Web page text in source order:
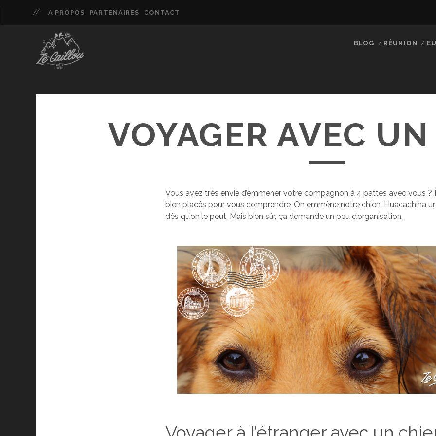
A PROPOS PARTENAIRES CONTACT
BLOG RÉUNION
VOYAGER AVEC
Vous avez très envie d’emmener votre compagnon à 4 pattes avec vous ?
bien placés pour vous comprendre. On emmène notre chien, Huacachina
dès qu’on le peut. Mais bien sûr, ça demande un peu d’organisation.